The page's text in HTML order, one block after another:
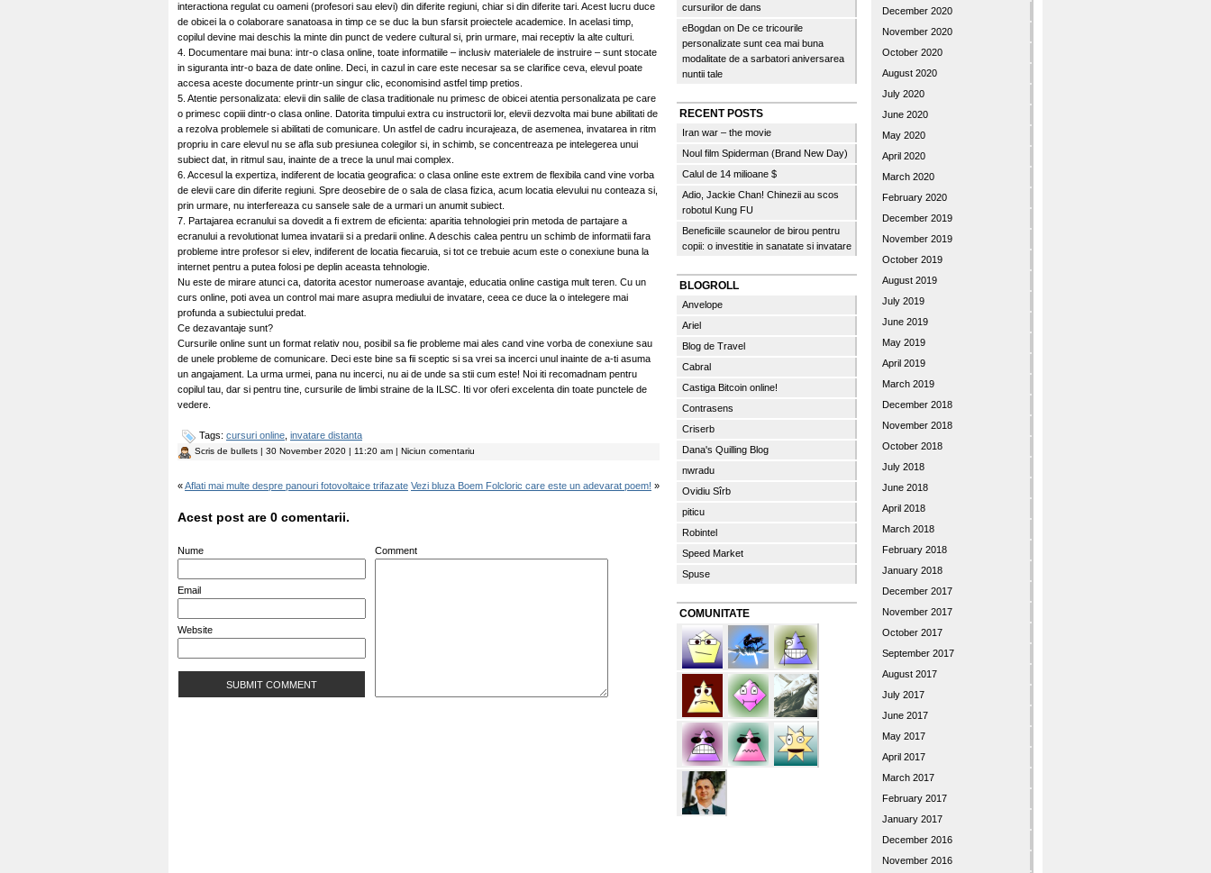
interactiona regulat cu oameni (profesori sau elevi) din diferite regiuni, chiar si din diferite tari. Acest lucru duce
de obicei la o colaborare sanatoasa in timp ce se duc la bun sfarsit proiectele academice. In acelasi timp,
copilul devine mai deschis la minte din punct de vedere cultural si, prin urmare, mai receptiv la alte culturi.
4. Documentare mai buna: intr-o clasa online, toate informatiile – inclusiv materialele de instruire – sunt stocate
in siguranta intr-o baza de date online. Deci, in cazul in care este necesar sa se clarifice ceva, elevul poate
accesa aceste documente printr-un singur clic, economisind astfel timp pretios.
5. Atentie personalizata: elevii din salile de clasa traditionale nu primesc de obicei atentia personalizata pe care
o primesc copiii dintr-o clasa online. Datorita timpului extra cu instructorii lor, elevii dezvolta mai bune abilitati de
a rezolva problemele si abilitati de comunicare. Un astfel de cadru incurajeaza, de asemenea, invatarea in ritm
propriu in care elevul nu se afla sub presiunea colegilor si, in schimb, se concentreaza pe intelegerea unui
subiect dat, in ritmul sau, inainte de a trece la unul mai complex.
6. Accesul la expertiza, indiferent de locatia geografica: o clasa online este extrem de flexibila cand vine vorba
de elevii care din diferite regiuni. Spre deosebire de o sala de clasa fizica, acum locatia elevului nu conteaza si,
prin urmare, nu interfereaza cu sansele sale de a urmari un anumit subiect.
7. Partajarea ecranului sa dovedit a fi extrem de eficienta: aparitia tehnologiei prin metoda de partajare a
ecranului a revolutionat lumea invatarii si a predarii online. A deschis calea pentru un schimb de informatii fara
probleme intre profesor si elev, indiferent de locatia fiecaruia, si tot ce trebuie acum este o conexiune buna la
internet pentru a putea folosi pe deplin aceasta tehnologie.
Nu este de mirare atunci ca, datorita acestor numeroase avantaje, educatia online castiga mult teren. Cu un
curs online, poti avea un control mai mare asupra mediului de invatare, ceea ce duce la o intelegere mai
profunda a subiectului predat.
Ce dezavantaje sunt?
Cursurile online sunt un format relativ nou, posibil sa fie probleme mai ales cand vine vorba de conexiune sau
de unele probleme de comunicare. Deci este bine sa fii sceptic si sa vrei sa incerci unul inainte de a-ti asuma
un angajament. La urma urmei, pana nu incerci, nu ai de unde sa stii cum este! Noi iti recomadnam pentru
copilul tau, dar si pentru tine, cursurile de limbi straine de la ILSC. Iti vor oferi excelenta din toate punctele de
vedere.
Tags: cursuri online invatare distanta
Scris de bullets | 30 November 2020 | 11:20 am | Niciun comentariu
«Aflati mai multe despre panouri fotovoltaice trifazate Vezi bluza Boem Folcloric care este un adevarat poem! »
Acest post are 0 comentarii.
Nume
Email
Website
Comment
cursurilor de dans
eBogdan on De ce tricourile
personalizate sunt cea mai buna
modalitate de a sarbatori aniversarea
nuntii tale
RECENT POSTS
Iran war – the movie
Noul film Spiderman (Brand New Day)
Calul de 14 milioane $
Adio, Jackie Chan! Chinezii au scos
robotul Kung FU
Beneficiile scaunelor de birou pentru
copii: o investitie in sanatate si invatare
BLOGROLL
Anvelope
Ariel
Blog de Travel
Cabral
Castiga Bitcoin online!
Contrasens
Criserb
Dana's Quilling Blog
nwradu
Ovidiu Sîrb
piticu
Robintel
Speed Market
Spuse
COMUNITATE
December 2020
November 2020
October 2020
August 2020
July 2020
June 2020
May 2020
April 2020
March 2020
February 2020
December 2019
November 2019
October 2019
August 2019
July 2019
June 2019
May 2019
April 2019
March 2019
December 2018
November 2018
October 2018
July 2018
June 2018
April 2018
March 2018
February 2018
January 2018
December 2017
November 2017
October 2017
September 2017
August 2017
July 2017
June 2017
May 2017
April 2017
March 2017
February 2017
January 2017
December 2016
November 2016